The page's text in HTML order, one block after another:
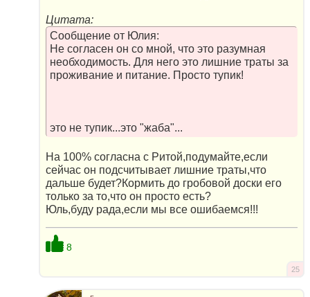
Цитата:
Сообщение от Юлия:
Не согласен он со мной, что это разумная
необходимость. Для него это лишние траты за
проживание и питание. Просто тупик!
это не тупик...это "жаба"...
На 100% согласна с Ритой,подумайте,если
сейчас он подсчитывает лишние траты,что
дальше будет?Кормить до гробовой доски его
только за то,что он просто есть?
Юль,буду рада,если мы все ошибаемся!!!
8
25